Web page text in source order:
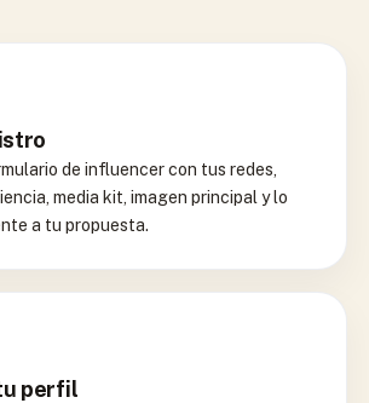
de influencer con tus redes,
media kit, imagen principal y lo
a tu propuesta.
perfil